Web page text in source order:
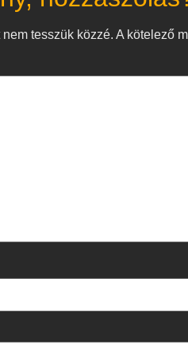
tesszük közzé. A kötelező